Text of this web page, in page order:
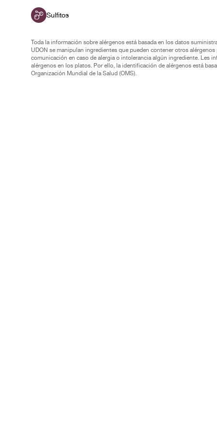
Sulfitos
Toda la información sobre alérgenos está basada en los datos
UDON se manipulan ingredientes que pueden contener otros
comunicación en caso de alergia o intolerancia algún ingrediente. Les
alérgenos en los platos. Por ello, la identificación de alérgenos está
Organización Mundial de la Salud (OMS).